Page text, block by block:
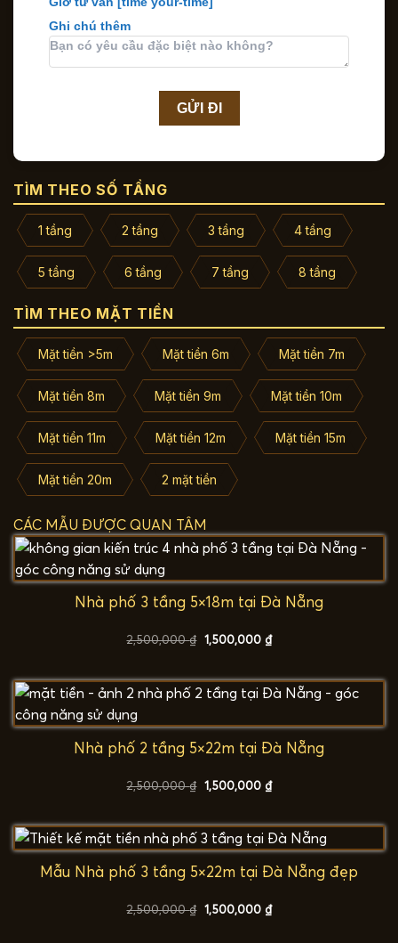
Ghi chú thêm
TÌM THEO SỐ TẦNG
1 tầng 2 tầng 3 tầng 4 tầng
5 tầng 6 tầng 7 tầng 8 tầng
TÌM THEO MẶT TIỀN
Mặt tiền >5m Mặt tiền 6m Mặt tiền 7m
Mặt tiền 8m Mặt tiền 9m Mặt tiền 10m
Mặt tiền 11m Mặt tiền 12m Mặt tiền 15m
Mặt tiền 20m 2 mặt tiền
CÁC MẪU ĐƯỢC QUAN TÂM
Nhà phố 3 tầng 5×18m tại Đà Nẵng
2,500,000₫ Giá
gốc
1,500,000 ₫Giá
hiện
1,500,000 ₫.
Nhà phố 2 tầng 5×22m tại Đà Nẵng
2,500,000₫ Giá
gốc
1,500,000 ₫Giá
hiện
1,500,000 ₫.
Mẫu Nhà phố 3 tầng 5×22m tại Đà Nẵng đẹp
2,500,000₫ Giá
gốc
1,500,000 ₫Giá
hiện